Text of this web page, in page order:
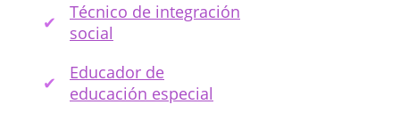
Técnico de integración
social
Educador de
educación especial